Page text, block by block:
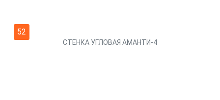
52
СТЕНКА УГЛОВАЯ АМАНТИ-4